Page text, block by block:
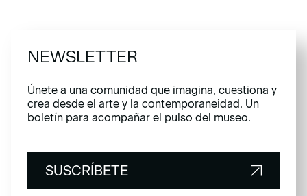
NEWSLETTER
Únete a una comunidad que imagina, cuestiona y
crea desde el arte y la contemporaneidad. Un
boletín para acompañar el pulso del museo.
SUSCRÍBETE